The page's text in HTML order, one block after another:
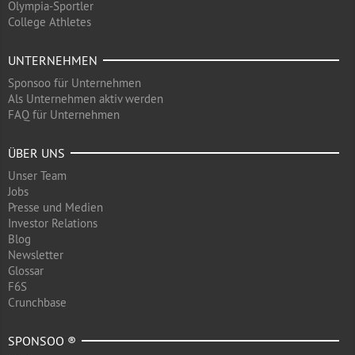
Olympia-Sportler
College Athletes
UNTERNEHMEN
Sponsoo für Unternehmen
Als Unternehmen aktiv werden
FAQ für Unternehmen
ÜBER UNS
Unser Team
Jobs
Presse und Medien
Investor Relations
Blog
Newsletter
Glossar
F6S
Crunchbase
SPONSOO ®